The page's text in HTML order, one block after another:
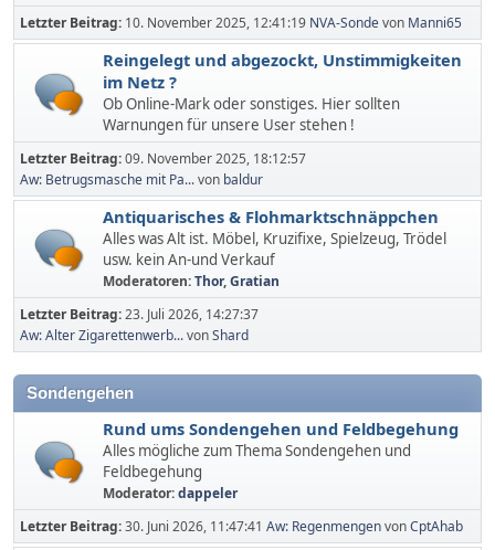
Letzter Beitrag: 10. November 2025, 12:41:19 NVA-Sondevon Manni65
Reingelegt und abgezockt, Unstimmigkeiten
im Netz ?
Ob Online-Mark oder sonstiges. Hier sollten
Warnungen für unsere User stehen !
Letzter Beitrag:09. November 2025, 18:12:57
Aw: Betrugsmasche mit Pa...von baldur
Antiquarisches & Flohmarktschnäppchen
Alles was Alt ist. Möbel, Kruzifixe, Spielzeug, Trödel
usw. kein An-und Verkauf
Moderatoren:Thor,Gratian
Letzter Beitrag:23. Juli 2026, 14:27:37
Aw: Alter Zigarettenwerb...vonShard
Sondengehen
Rund ums Sondengehen und Feldbegehung
Alles mögliche zum Thema Sondengehen und
Feldbegehung
Moderator:dappeler
Letzter Beitrag:30. Juni 2026, 11:47:41 Aw: RegenmengenvonCptAhab